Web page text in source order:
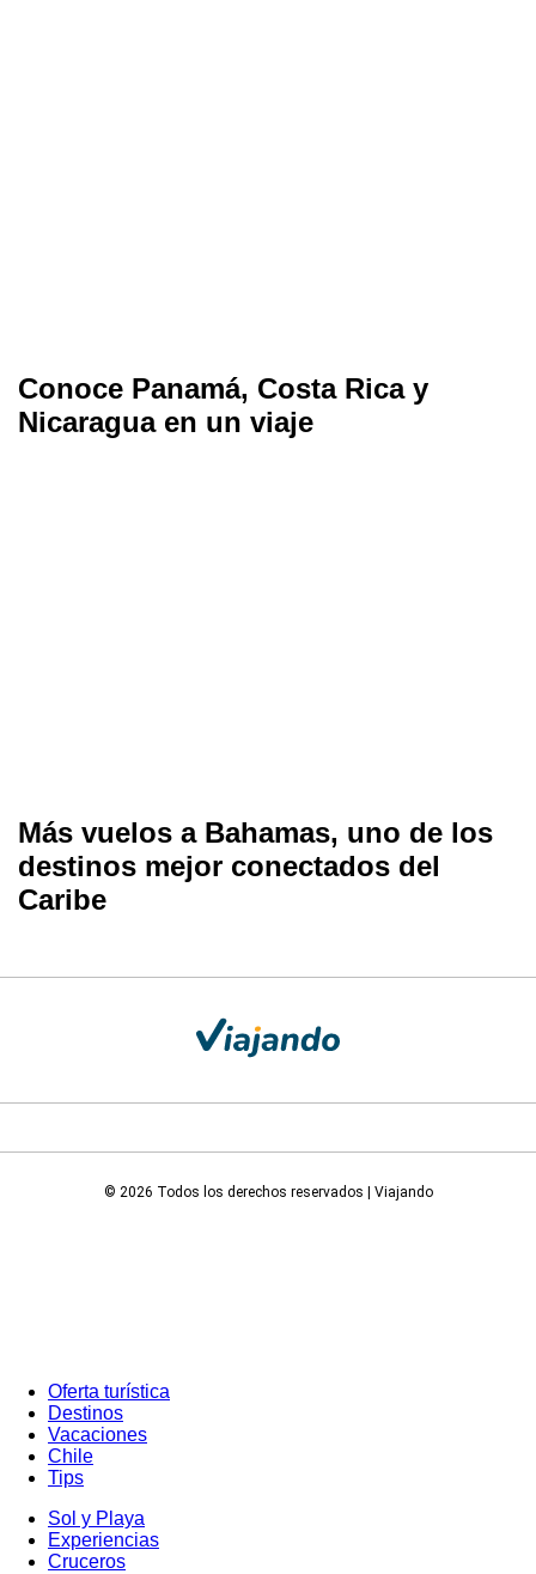
Conoce Panamá, Costa Rica y
Nicaragua en un viaje
Más vuelos a Bahamas, uno de los
destinos mejor conectados del
Caribe
© 2026 Todos los derechos reservados | Viajando
Oferta turística
Destinos
Vacaciones
Chile
Tips
Sol y Playa
Experiencias
Cruceros